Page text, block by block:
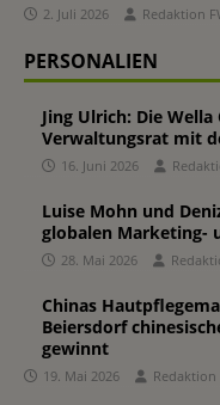
2. Juli 2026 Redaktion
PERSONALIEN
Jing Ulrich: Die
Verwaltungsrat mit
16. Juni 2026
Luise Mohn und
globalen Marketing-
28. Mai 2026
Chinas
Beiersdorf
gewinnt
19. Mai 2026 Redaktion